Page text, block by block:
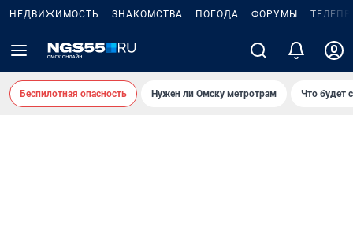
НЕДВИЖИМОСТЬ ЗНАКОМСТВА ПОГОДА ФОРУМЫ
Беспилотная опасность Нужен ли Омску метротрам Что будет